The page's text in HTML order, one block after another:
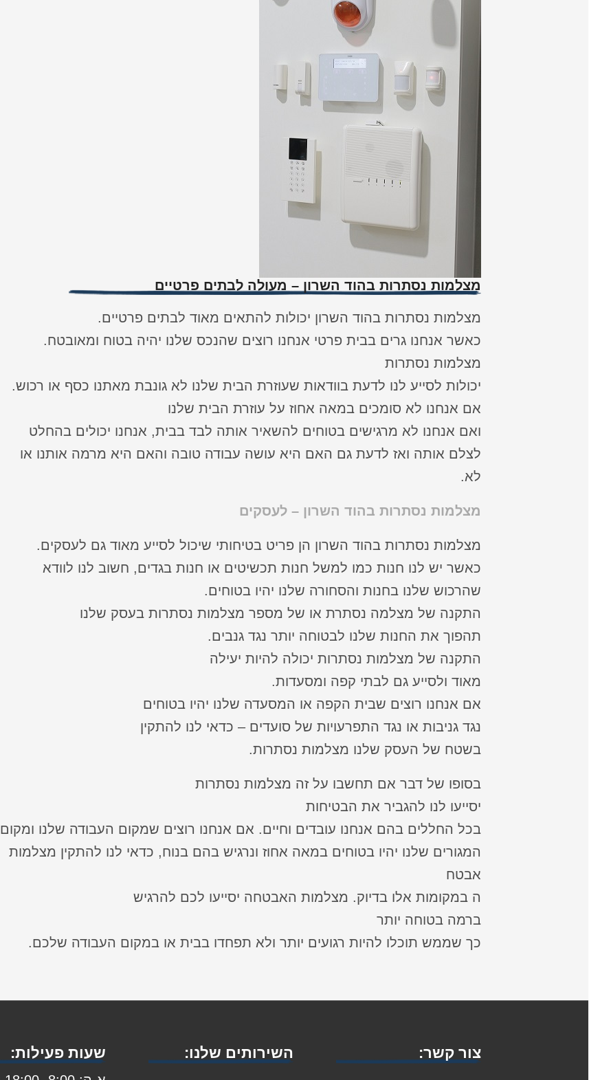
מצלמות נסתרות בהוד השרון – מעולה לבתים פרטיים
מצלמות נסתרות בהוד השרון יכולות להתאים מאוד לבתים פרטיים.
כאשר אנחנו גרים בבית פרטי אנחנו רוצים שהנכס שלנו יהיה בטוח ומאובטח.
מצלמות נסתרות
יכולות לסייע לנו לדעת בוודאות שעוזרת הבית שלנו לא גונבת מאתנו כסף או רכוש.
אם אנחנו לא סומכים במאה אחוז על עוזרת הבית שלנו
ואם אנחנו לא מרגישים בטוחים להשאיר אותה לבד בבית, אנחנו יכולים בהחלט
לצלם אותה ואז לדעת גם האם היא עושה עבודה טובה והאם היא מרמה אותנו או
לא.
מצלמות נסתרות בהוד השרון – לעסקים
מצלמות נסתרות בהוד השרון הן פריט בטיחותי שיכול לסייע מאוד גם לעסקים.
כאשר יש לנו חנות כמו למשל חנות תכשיטים או חנות בגדים, חשוב לנו לוודא
שהרכוש שלנו בחנות והסחורה שלנו יהיו בטוחים.
התקנה של מצלמה נסתרת או של מספר מצלמות נסתרות בעסק שלנו
תהפוך את החנות שלנו לבטוחה יותר נגד גנבים.
התקנה של מצלמות נסתרות יכולה להיות יעילה
מאוד ולסייע גם לבתי קפה ומסעדות.
אם אנחנו רוצים שבית הקפה או המסעדה שלנו יהיו בטוחים
נגד גניבות או נגד התפרעויות של סועדים – כדאי לנו להתקין
בשטח של העסק שלנו מצלמות נסתרות.
בסופו של דבר אם תחשבו על זה מצלמות נסתרות
יסייעו לנו להגביר את הבטיחות
בכל החללים בהם אנחנו עובדים וחיים. אם אנחנו רוצים שמקום העבודה שלנו ומקום
המגורים שלנו יהיו בטוחים במאה אחוז ונרגיש בהם בנוח, כדאי לנו להתקין מצלמות
אבטח
ה במקומות אלו בדיוק. מצלמות האבטחה יסייעו לכם להרגיש
ברמה בטוחה יותר
כך שממש תוכלו להיות רגועים יותר ולא תפחדו בבית או במקום העבודה שלכם.
צור קשר: השירותים שלנו: שעות פעילות: